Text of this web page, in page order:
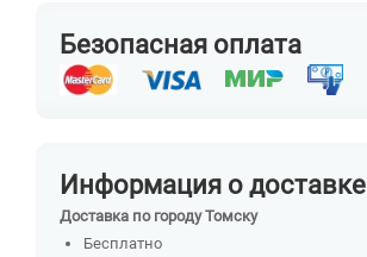
Безопасная оплата
Информация о доставке
Доставка по городу Томску
Бесплатно